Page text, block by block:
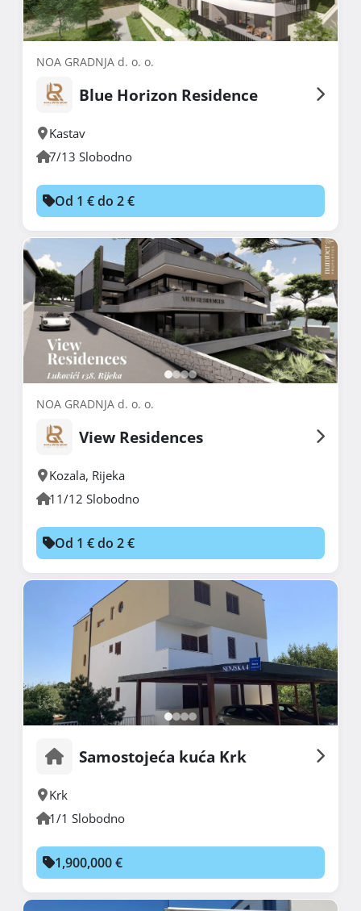
NOA GRADNJA d. o. o.
Blue Horizon Residence
Kastav
7/13 Slobodno
Od 1 € do 2 €
NOA GRADNJA d. o. o.
View Residences
Kozala, Rijeka
11/12 Slobodno
Od 1 € do 2 €
Samostojeća kuća Krk
Krk
1/1 Slobodno
1,900,000 €